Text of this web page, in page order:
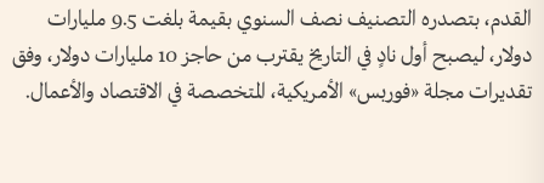
القدم، بتصدره التصنيف نصف السنوي بقيمة بلغت 9.5 مليارات
دولار، ليصبح أول نادٍ في التاريخ يقترب من حاجز 10 مليارات دولار، وفق
تقديرات مجلة «فوربس» الأمريكية، المتخصصة في الاقتصاد والأعمال.